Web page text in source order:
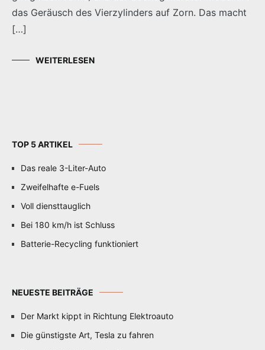
das Geräusch des Vierzylinders auf Zorn. Das macht
[…]
WEITERLESEN
TOP 5 ARTIKEL
Das reale 3-Liter-Auto
Zweifelhafte e-Fuels
Voll diensttauglich
Bei 180 km/h ist Schluss
Batterie-Recycling funktioniert
NEUESTE BEITRÄGE
Der Markt kippt in Richtung Elektroauto
Die günstigste Art, Tesla zu fahren